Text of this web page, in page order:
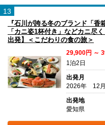
13
『石川が誇る冬のブランド「香
「カニ姿1杯付き」などカニ尽
出発】＜こだわりの食の旅＞
29,900円 ～
1泊2日
出発月
2026年 12
出発地
愛知県